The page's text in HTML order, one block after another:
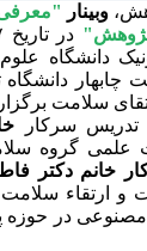
وبینار"
دانشگاه
سلامت برگزار
تدریس سرکار
گروه
خانم دکتر
ارتقاء سلامت
مصنوعی در